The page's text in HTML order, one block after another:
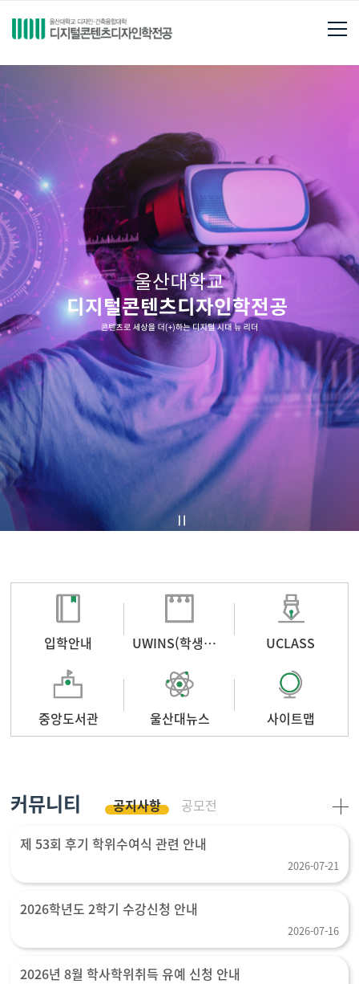
입학안내 UWINS(학생포털) UCLASS
중앙도서관 울산대뉴스 사이트맵
커뮤니티 공지사항
공모전
제 53회 후기 학위수여식 관련 안내
2026-07-21
2026학년도 2학기 수강신청 안내
2026-07-16
2026년 8월 학사학위취득 유예 신청 안내